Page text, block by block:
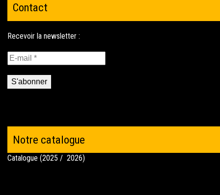
Contact
Notre catalogue
Catalogue (2025 / 2026)